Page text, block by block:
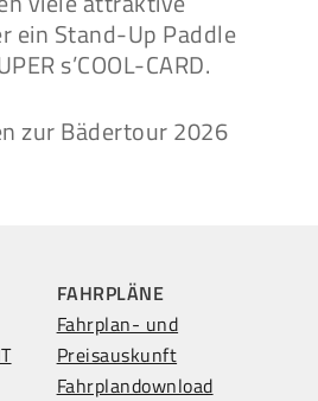
ein Stand-Up Paddle
s’COOL-CARD.
zur Bädertour 2026
FAHRPLÄNE
Fahrplan- und
Preisauskunft
Fahrplandownload